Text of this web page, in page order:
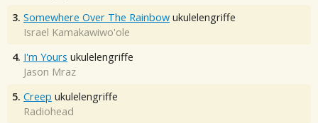
3. Somewhere Over The Rainbow ukulelengriffe
Israel Kamakawiwo'ole
4. I'm Yours ukulelengriffe
Jason Mraz
5. Creep ukulelengriffe
Radiohead